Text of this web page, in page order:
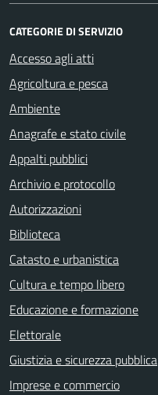
CATEGORIE DI SERVIZIO
Accesso agli atti
Agricoltura e pesca
Ambiente
Anagrafe e stato civile
Appalti pubblici
Archivio e protocollo
Autorizzazioni
Biblioteca
Catasto e urbanistica
Cultura e tempo libero
Educazione e formazione
Elettorale
Giustizia e sicurezza pubblica
Imprese e commercio